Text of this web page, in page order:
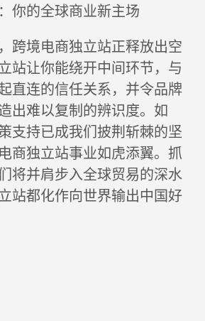
你的全球商业新主场
跨境电商独立站正释放出空
站让你能绕开中间环节，与
直连的信任关系，并令品牌
出难以复制的辨识度。如
支持已成我们披荆斩棘的坚
商独立站事业如虎添翼。抓
将并肩步入全球贸易的深水
站都化作向世界输出中国好